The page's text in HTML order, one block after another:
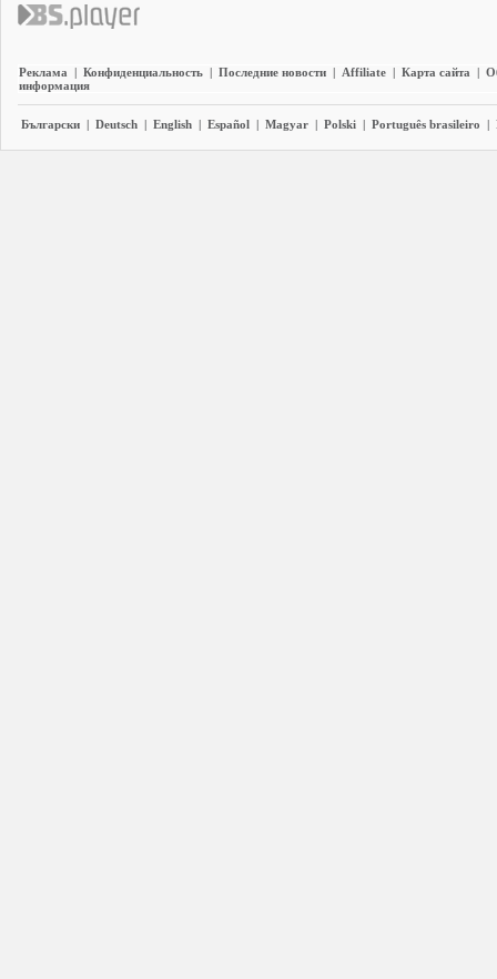
Реклама | Конфиденциальность | Последние новости | Affiliate | Карта сайта |
информация
Български | Deutsch | English | Español | Magyar | Polski | Português brasileiro |